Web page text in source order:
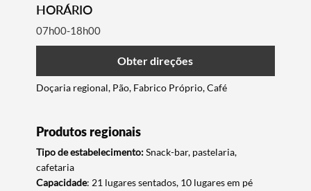
HORÁRIO
07h00-18h00
Obter direções
Doçaria regional, Pão, Fabrico Próprio, Café
Produtos regionais
Tipo de estabelecimento:Snack-bar, pastelaria,
cafetaria
Capacidade: 21 lugares sentados, 10 lugares em pé